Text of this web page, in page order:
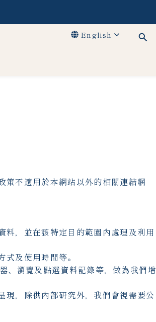
English
策不適用於本網站以外的相關連結網
料，並在該特定目的範圍內處理及利用
及使用時間等。
、瀏覽及點選資料記錄等，做為我們增
，除供內部研究外，我們會視需要公